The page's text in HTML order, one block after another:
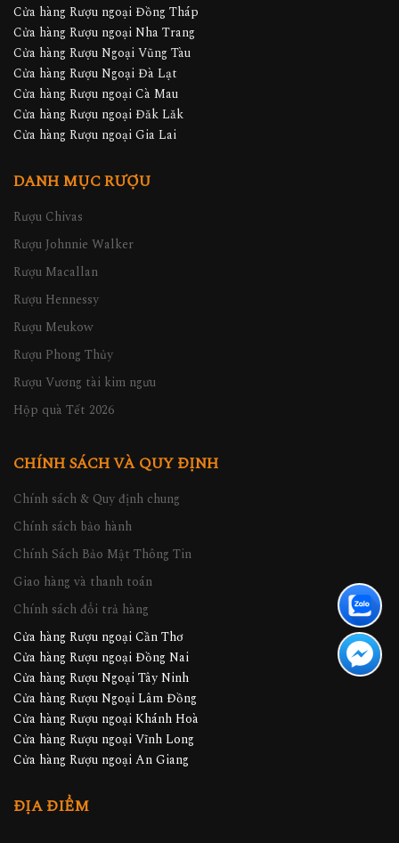
Top 10 Cửa hàng rượu ngoại HCM
Cửa hàng Rượu ngoại Đồng Tháp
Cửa hàng Rượu ngoại Nha Trang
Cửa hàng Rượu Ngoại Vũng Tàu
Cửa hàng Rượu Ngoại Đà Lạt
Cửa hàng Rượu ngoại Cà Mau
Cửa hàng Rượu ngoại Đăk Lăk
Rượu Chivas
Rượu Johnnie Walker
Rượu Macallan
Rượu Hennessy
Rượu Meukow
Rượu Phong Thủy
Rượu Vương tài kim ngưu
Chính sách & Quy định chung
Chính sách bảo hành
Chính Sách Bảo Mật Thông Tin
Giao hàng và thanh toán
Chính sách đổi trả hàng
Cửa hàng Rượu ngoại Cần Thơ
Cửa hàng Rượu ngoại Đồng Nai
Cửa hàng Rượu Ngoại Tây Ninh
Cửa hàng Rượu Ngoại Lâm Đồng
Cửa hàng Rượu ngoại Khánh Hoà
Cửa hàng Rượu ngoại Vĩnh Long